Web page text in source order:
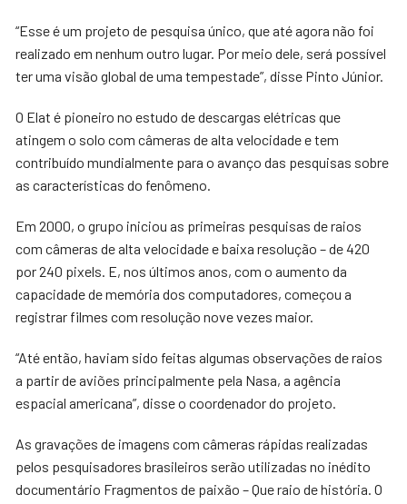
“Esse é um projeto de pesquisa único, que até agora não foi
realizado em nenhum outro lugar. Por meio dele, será possível
ter uma visão global de uma tempestade”, disse Pinto Júnior.
O Elat é pioneiro no estudo de descargas elétricas que
atingem o solo com câmeras de alta velocidade e tem
contribuído mundialmente para o avanço das pesquisas sobre
as características do fenômeno.
Em 2000, o grupo iniciou as primeiras pesquisas de raios
com câmeras de alta velocidade e baixa resolução – de 420
por 240 pixels. E, nos últimos anos, com o aumento da
capacidade de memória dos computadores, começou a
registrar filmes com resolução nove vezes maior.
“Até então, haviam sido feitas algumas observações de raios
a partir de aviões principalmente pela Nasa, a agência
espacial americana”, disse o coordenador do projeto.
As gravações de imagens com câmeras rápidas realizadas
pelos pesquisadores brasileiros serão utilizadas no inédito
documentário Fragmentos de paixão – Que raio de história. O